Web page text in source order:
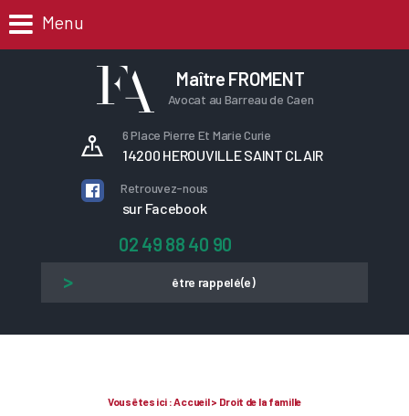
Menu
Maître FROMENT
Avocat au Barreau de Caen
6 Place Pierre Et Marie Curie
14200 HEROUVILLE SAINT CLAIR
Retrouvez-nous
sur Facebook
02 49 88 40 90
être rappelé(e)
Vous êtes ici :Accueil> Droit de la famille